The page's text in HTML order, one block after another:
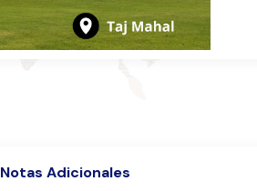
Notas Adicionales